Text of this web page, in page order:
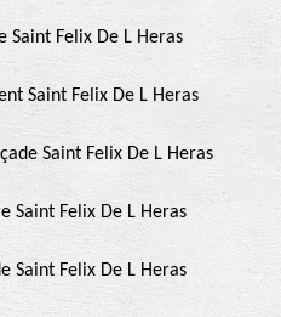
Saint Felix De L Heras
Saint Felix De L Heras
Saint Felix De L Heras
Saint Felix De L Heras
Saint Felix De L Heras